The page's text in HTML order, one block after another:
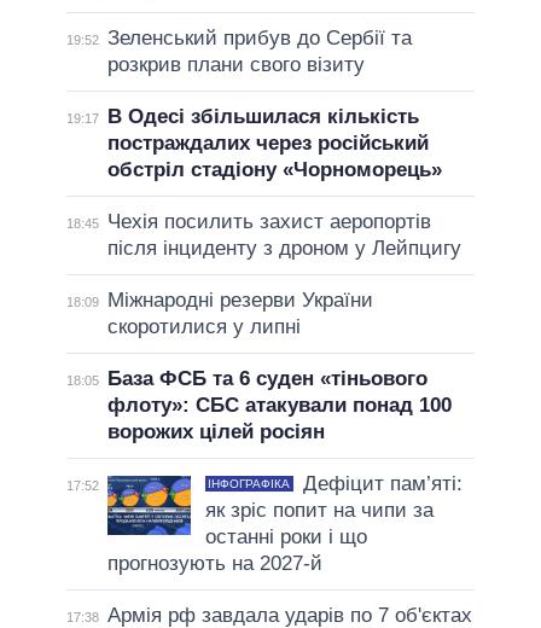
19:52 Зеленський прибув до Сербії та
розкрив плани свого візиту
19:17
В Одесі збільшилася кількість
постраждалих через російський
обстріл стадіону «Чорноморець»
18:45
Чехія посилить захист аеропортів
після інциденту з дроном у Лейпцигу
18:09
Міжнародні резерви України
скоротилися у липні
18:05
База ФСБ та 6 суден «тіньового
флоту»: СБС атакували понад 100
ворожих цілей росіян
17:52 ІНФОГРАФІКА
Дефіцит пам’яті:
як зріс попит на чипи за
останні роки і що
прогнозують на 2027-й
17:38 Армія рф завдала ударів по 7 об'єктах